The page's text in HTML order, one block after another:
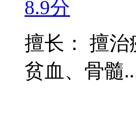
8.9分
擅长： 擅
贫血、骨髓